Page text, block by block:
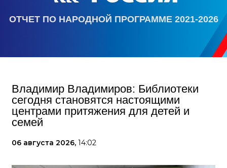
ОТЧЕТ ПО НАРОДНОЙ ПРОГРАММЕ 2021-2026
Владимир Владимиров: Библиотеки
сегодня становятся настоящими
центрами притяжения для детей и
семей
06 августа 2026, 14:02